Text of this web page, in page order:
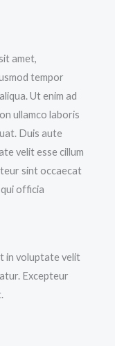
amet,
tempor
Ut enim ad
ullamco laboris
Duis aute
velit esse cillum
sint occaecat
officia
in voluptate velit
Excepteur